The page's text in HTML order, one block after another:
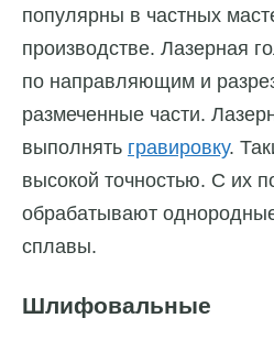
популярны в частных
производстве. Лазерная
по направляющим и
размеченные части.
выполнять гравировку.
высокой точностью. С их
обрабатывают
сплавы.
Шлифовальные